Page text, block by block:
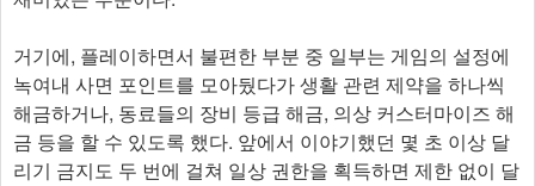
을 바탕으로 제작된 타이틀답게, 그 자체적 컨셉에 굉장히 충
실한 게임이라고 말할 수 있다. 처음에 불합리하게 느껴질 정
도로 피할 수 없는 감시사회를 시스템적으로 보여주며 형량
을 가중시키고, 반대로 사회봉사에서 전공을 올리면 초회에
한해서 많은 양의 감형을 해주는데다 자발적으로 습득한 물